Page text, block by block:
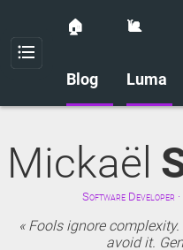
Menu
🏠
Blog
🐌
Luma
Mickaël
Software Developer
Fools ignore
avoid it.